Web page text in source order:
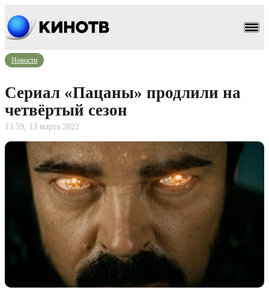
Новости
Сериал «Пацаны» продлили на
четвёртый сезон
13:59, 13 марта 2022